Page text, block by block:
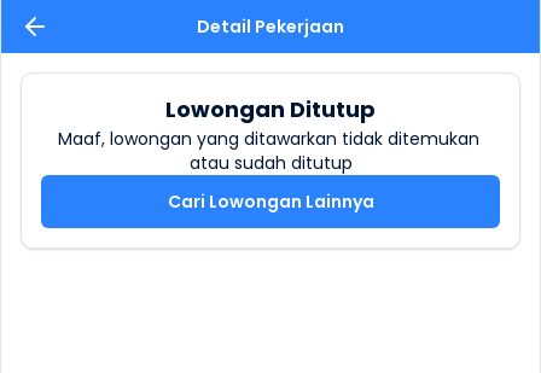
Detail Pekerjaan
Lowongan Ditutup
Maaf, lowongan yang ditawarkan tidak ditemukan
atau sudah ditutup
Cari Lowongan Lainnya